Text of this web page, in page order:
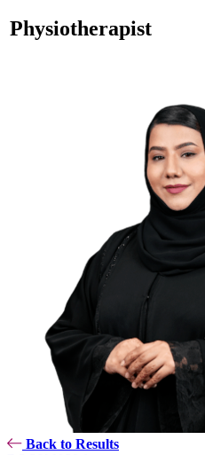
Physiotherapist
Back to Results